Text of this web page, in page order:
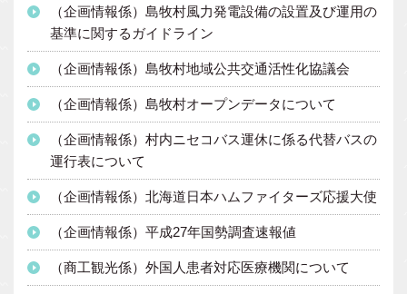
（企画情報係）島牧村風力発電設備の設置及び運用の
基準に関するガイドライン
（企画情報係）島牧村地域公共交通活性化協議会
（企画情報係）島牧村オープンデータについて
（企画情報係）村内ニセコバス運休に係る代替バスの
運行表について
（企画情報係）北海道日本ハムファイターズ応援大使
（企画情報係）平成27年国勢調査速報値
（商工観光係）外国人患者対応医療機関について